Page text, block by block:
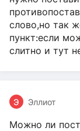
слово,но так
пункт:если
слитно и тут
Э Эллиот
Можно ли